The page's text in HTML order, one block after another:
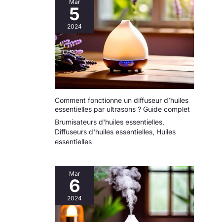
ou comme brume
d'oreiller avant le coucher
INNOVATION
TECHNOLOGIQUE : Grâce
à son système de pompe
breveté PES600 sans gaz
pulvérisation du spray
permet une diffusion
puissante par micro-
dispersion. Lire la notice.
A partir d'1 an
Mar
5
2024
Comment fonctionne un diffuseur d’huiles
essentielles par ultrasons ? Guide complet
Brumisateurs d'huiles essentielles,
Diffuseurs d'huiles essentielles, Huiles
essentielles
Mar
6
2024